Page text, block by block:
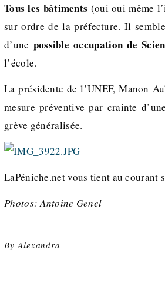
Tous les bâtiments (oui oui même
sur ordre de la préfecture. Il
d’une possible occupation de
l’école.
La présidente de l’UNEF, Manon
mesure préventive par crainte
grève généralisée.
LaPéniche.net vous tient au courant
Photos: Antoine Genel
ByAlexandra